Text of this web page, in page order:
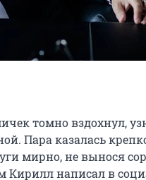
томно вздохнул,
Пара казалась
мирно, не вынося
Кирилл написал в